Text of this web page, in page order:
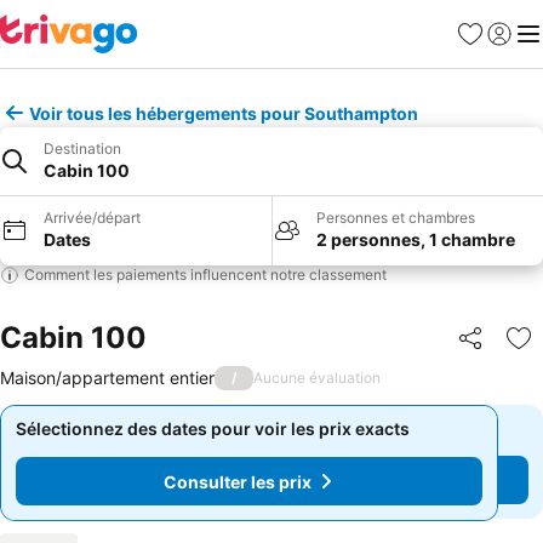
Favoris
Se
Voir tous les hébergements pour Southampton
Destination
Cabin 100
Arrivée/départ
Dates
Personnes et chambres
2 personnes, 1 chambre
Comment les paiements influencent notre classement
Cabin 100 Partager
Maison/appartement entier / Aucune évaluation
Sélectionnez des dates pour voir les prix exacts
Consulter les prix
Sélectionnez des dates pour voir les prix exacts
Consulter les prix